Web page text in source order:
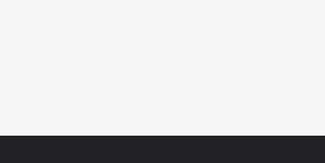
Određene Taktike